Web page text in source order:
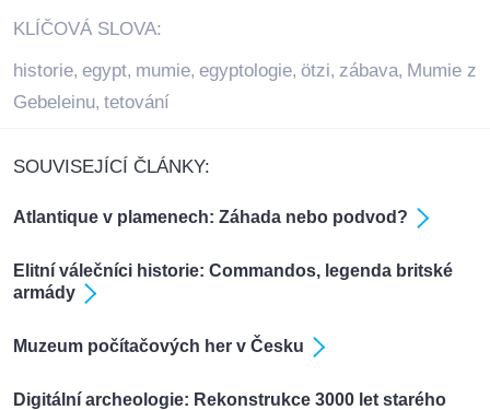
KLÍČOVÁ SLOVA:
historie, egypt, mumie, egyptologie, ötzi, zábava, Mumie z
Gebeleinu, tetování
SOUVISEJÍCÍ ČLÁNKY:
Atlantique v plamenech: Záhada nebo podvod?
Elitní válečníci historie: Commandos, legenda britské
armády
Muzeum počítačových her v Česku
Digitální archeologie: Rekonstrukce 3000 let starého